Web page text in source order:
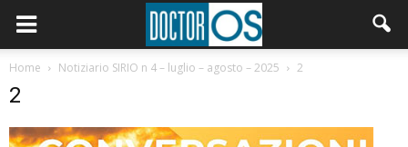
Home Notiziario SIRIO n 4 – luglio – agosto – 2025 2
2